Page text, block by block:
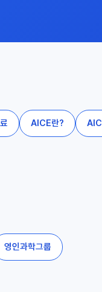
AICE란?
영인과학그룹